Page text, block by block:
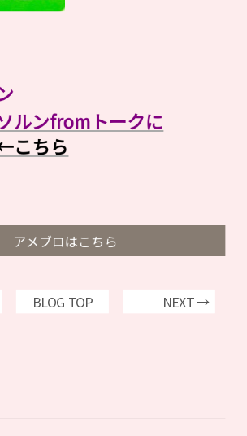
ルンfromトークに
こちら
アメブロはこちら
BLOG TOP NEXT →